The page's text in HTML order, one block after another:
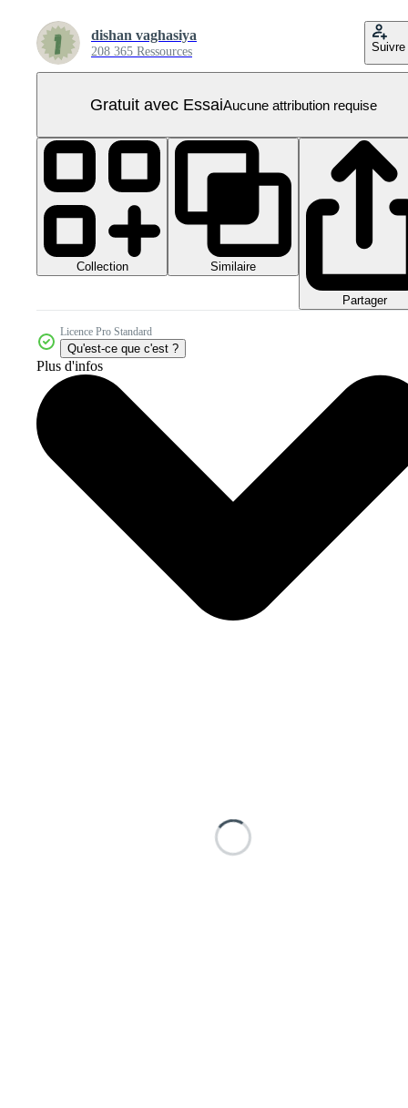
dishan vaghasiya
208 365 Ressources Suivre
Gratuit avec EssaiAucune attribution requise
Collection Similaire
Partager
Licence Pro Standard
Qu'est-ce que c'est ?
Plus d'infos